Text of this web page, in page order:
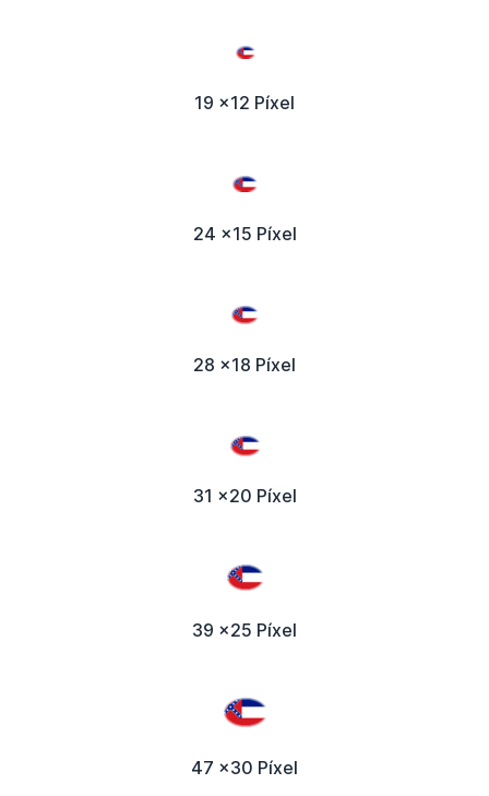
19 x12 Píxel
24 x15 Píxel
28 x18 Píxel
31 x20 Píxel
39 x25 Píxel
47 x30 Píxel